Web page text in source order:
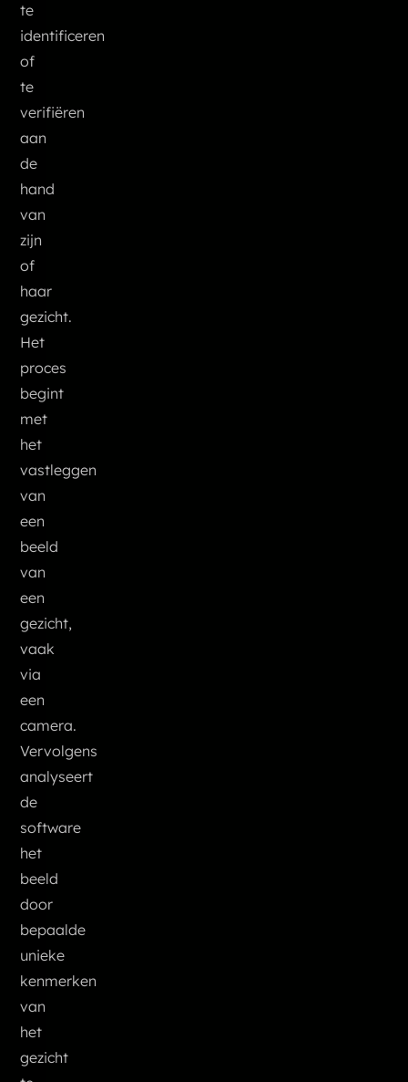
te
identificeren
of
te
verifiëren
aan
de
hand
van
zijn
of
haar
gezicht.
Het
proces
begint
met
het
vastleggen
van
een
beeld
van
een
gezicht,
vaak
via
een
camera.
Vervolgens
analyseert
de
software
het
beeld
door
bepaalde
unieke
kenmerken
van
het
gezicht